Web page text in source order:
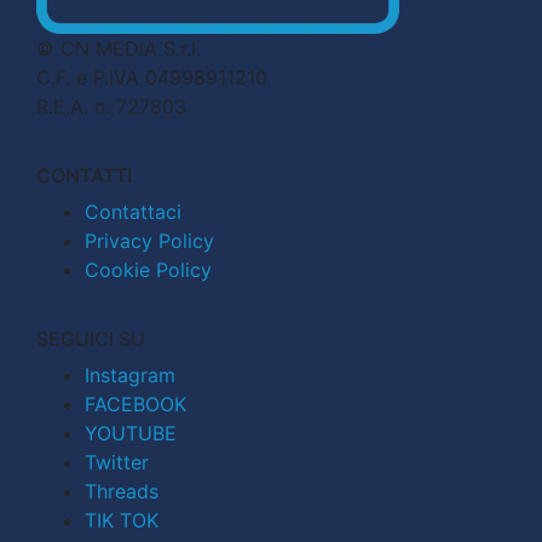
© CN MEDIA S.r.l.
C.F. e P.IVA 04998911210
R.E.A. n. 727803
CONTATTI
Contattaci
Privacy Policy
Cookie Policy
SEGUICI SU
Instagram
FACEBOOK
YOUTUBE
Twitter
Threads
TIK TOK